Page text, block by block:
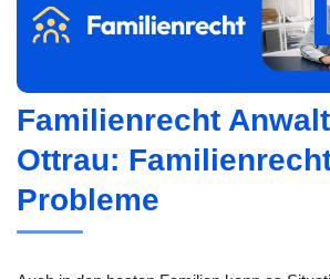
Familienrecht
Ottrau:
Probleme